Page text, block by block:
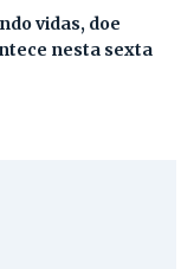
vidas, doe
nesta sexta